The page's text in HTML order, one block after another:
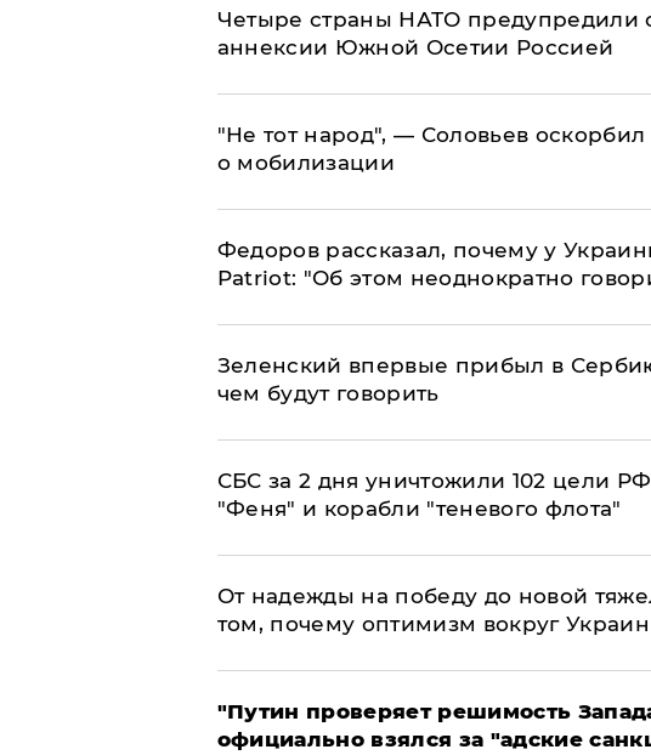
Четыре страны НАТО предупредили
аннексии Южной Осетии Россией
​"Не тот народ", — Соловьев
о мобилизации
Федоров рассказал, почему у
Patriot: "Об этом неоднократно
Зеленский впервые прибыл в
чем будут говорить
СБС за 2 дня уничтожили 102 цели
"Феня" и корабли "теневого флота"
От надежды на победу до новой
том, почему оптимизм вокруг
"Путин проверяет решимость
официально взялся за "адские